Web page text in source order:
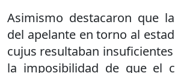
Asimismo destacaron que
del apelante en torno al
cujus resultaban
la imposibilidad de que el